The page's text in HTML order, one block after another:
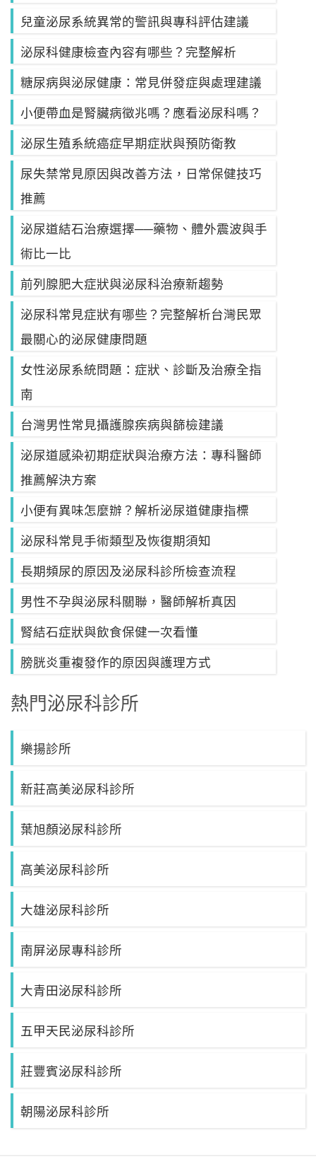
兒童泌尿系統異常的警訊與專科評估建議
泌尿科健康檢查內容有哪些？完整解析
糖尿病與泌尿健康：常見併發症與處理建議
小便帶血是腎臟病徵兆嗎？應看泌尿科嗎？
泌尿生殖系統癌症早期症狀與預防衛教
尿失禁常見原因與改善方法，日常保健技巧
推薦
泌尿道結石治療選擇──藥物、體外震波與手
術比一比
前列腺肥大症狀與泌尿科治療新趨勢
泌尿科常見症狀有哪些？完整解析台灣民眾
最關心的泌尿健康問題
女性泌尿系統問題：症狀、診斷及治療全指
南
台灣男性常見攝護腺疾病與篩檢建議
泌尿道感染初期症狀與治療方法：專科醫師
推薦解決方案
小便有異味怎麼辦？解析泌尿道健康指標
泌尿科常見手術類型及恢復期須知
長期頻尿的原因及泌尿科診所檢查流程
男性不孕與泌尿科關聯，醫師解析真因
腎結石症狀與飲食保健一次看懂
膀胱炎重複發作的原因與護理方式
熱門泌尿科診所
樂揚診所
新莊高美泌尿科診所
葉旭顏泌尿科診所
高美泌尿科診所
大雄泌尿科診所
南屏泌尿專科診所
大青田泌尿科診所
五甲天民泌尿科診所
莊豐賓泌尿科診所
朝陽泌尿科診所